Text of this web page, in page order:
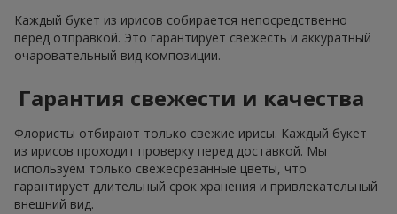
Каждый букет из ирисов собирается непосредственно
перед отправкой. Это гарантирует свежесть и аккуратный
очаровательный вид композиции.
Гарантия свежести и качества
Флористы отбирают только свежие ирисы. Каждый букет
из ирисов проходит проверку перед доставкой. Мы
используем только свежесрезанные цветы, что
гарантирует длительный срок хранения и привлекательный
внешний вид.